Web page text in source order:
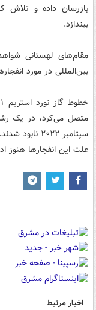
بازرسان داده و تلاش
بیندازد.
مقام‌های لهستانی
بین‌المللی در مورد
متصل می‌کرد، در یک
سپتامبر
علت این انفجارها هنوز
اخبار مرتبط